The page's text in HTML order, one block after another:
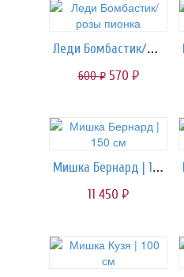
Леди Бомбастик/розы пионка
600руб. 570 руб.
Мишка Бернард | 150 см
11 450 руб.